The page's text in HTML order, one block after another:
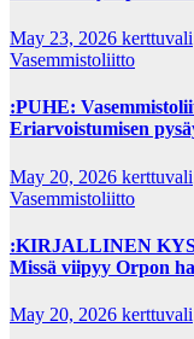
May 23, 2026 kerttuvali
Vasemmistoliitto
:PUHE:
Eriarvoistumisen
May 20, 2026 kerttuvali
Vasemmistoliitto
:KIRJALLINEN
Missä viipyy Orpon
May 20, 2026 kerttuvali